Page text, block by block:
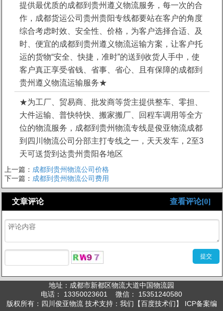
提供最优质的成都到贵州遵义物流服务，每一次的合
作，成都货运公司贵州贵阳专线都要站在客户的角度
综合考虑时效、安全性、价格，为客户选择合适、及
时、便宜的成都到贵州遵义物流运输方案，让客户托
运的货物“安全、快捷，准时”的送到收货人手中，使
客户真正享受省钱、省事、省心、且有保障的成都到
贵州遵义物流运输服务★
★为工厂、贸易商、批发商等货主提供整车、零担、
大件运输、普快特快、搬家搬厂、回程车调用等全方
位的物流服务，成都到贵州物流专线是俊亚物流成都
到四川物流公司分部主打专线之一，天天发车，2至3
天可送货到达贵州贵阳各地区
上一篇： 成都到贵州物流公司价格
下一篇： 成都到贵州物流公司费用
查看评论[0]
文章评论
地址：成都市新都区物流大道中国物流园
电话： 13350023601 微信： 15351240580
版权所有：四川俊亚物流 技术支持：我们【百度技术们】 ICP备案编